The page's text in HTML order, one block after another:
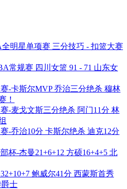
全明星单项赛 三分技巧 - 扣篮大赛
常规赛 四川女篮 91 - 71 山东女
-卡斯尔MVP 乔治三分绝杀 穆林
！
-麦戈文斯三分绝杀 阿门11分 林
-乔治10分 卡斯尔绝杀 迪克12分
杯-杰曼21+6+12 方硕16+4+5 北
鲍威尔41分 西蒙斯首秀
爵士